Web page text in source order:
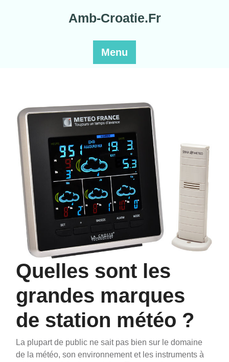
Amb-Croatie.Fr
Menu
Quelles sont les
grandes marques
de station météo ?
La plupart de public ne sait pas bien sur le domaine
de la météo, son environnement et les instruments à